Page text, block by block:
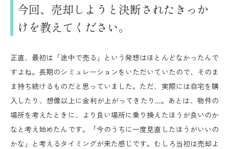
今回、売却しようと決断されたきっか
けを教えてください。
正直、最初は「途中で売る」という発想はほとんどなかったんで
すよね。長期のシミュレーションをいただいていたので、そのま
ま持ち続けるものだと思っていました。ただ、実際には自宅を購
入したり、想像以上に金利が上がってきたり...。あとは、物件の
場所を考えたときに、より良い場所に乗り換えたほうが良いのか
なと考え始めたんです。「今のうちに一度見直したほうがいいの
かな」と考えるタイミングが来た感じです。むしろ当初は売却よ